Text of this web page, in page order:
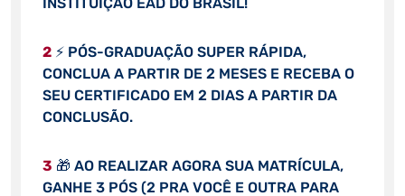
INSTITUIÇÃO EAD DO BRASIL!
2⚡ PÓS-GRADUAÇÃO SUPER RÁPIDA,
CONCLUA A PARTIR DE 2 MESES E RECEBA O
SEU CERTIFICADO EM 2 DIAS A PARTIR DA
CONCLUSÃO.
3 🎁 AO REALIZAR AGORA SUA MATRÍCULA,
GANHE 3 PÓS (2 PRA VOCÊ E OUTRA PARA